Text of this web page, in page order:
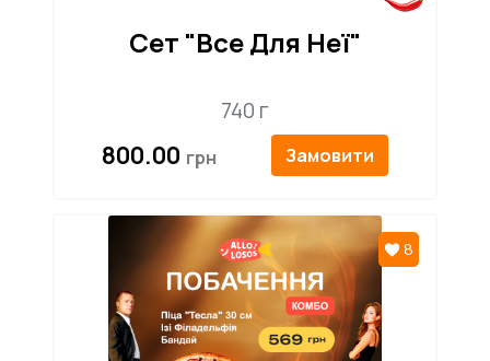
Сет "Все Для Неї"
740 г
800.00 Замовити
8